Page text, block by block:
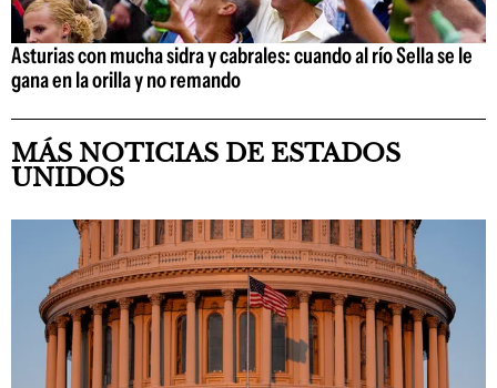
Asturias con mucha sidra y cabrales: cuando al río Sella se le
gana en la orilla y no remando
MÁS NOTICIAS DE ESTADOS
UNIDOS